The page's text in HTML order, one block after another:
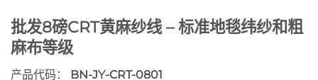
批发8磅CRT黄麻纱线 – 标准地毯纬纱和粗
麻布等级
产品代码： BN-JY-CRT-0801